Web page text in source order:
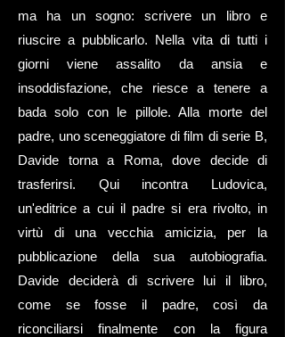
ma ha un sogno: scrivere un libro e
riuscire a pubblicarlo. Nella vita di tutti i
giorni viene assalito da ansia e
insoddisfazione, che riesce a tenere a
bada solo con le pillole. Alla morte del
padre, uno sceneggiatore di film di serie B,
Davide torna a Roma, dove decide di
trasferirsi. Qui incontra Ludovica,
un'editrice a cui il padre si era rivolto, in
virtù di una vecchia amicizia, per la
pubblicazione della sua autobiografia.
Davide deciderà di scrivere lui il libro,
come se fosse il padre, così da
riconciliarsi finalmente con la figura